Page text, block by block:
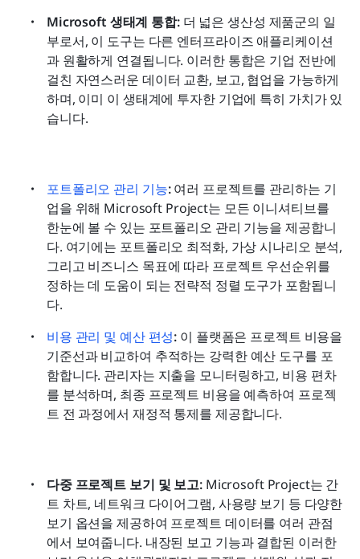
Microsoft 생태계 통합: 더 넓은 생산성 제품군의 일
부로서, 이 도구는 다른 엔터프라이즈 애플리케이션
과 원활하게 연결됩니다. 이러한 통합은 기업 전반에
걸친 자연스러운 데이터 교환, 보고, 협업을 가능하게
하며, 이미 이 생태계에 투자한 기업에 특히 가치가 있
습니다.
포트폴리오 관리 기능: 여러 프로젝트를 관리하는 기
업을 위해 Microsoft Project는 모든 이니셔티브를
한눈에 볼 수 있는 포트폴리오 관리 기능을 제공합니
다. 여기에는 포트폴리오 최적화, 가상 시나리오 분석,
그리고 비즈니스 목표에 따라 프로젝트 우선순위를
정하는 데 도움이 되는 전략적 정렬 도구가 포함됩니
다.
비용 관리 및 예산 편성: 이 플랫폼은 프로젝트 비용을
기준선과 비교하여 추적하는 강력한 예산 도구를 포
함합니다. 관리자는 지출을 모니터링하고, 비용 편차
를 분석하며, 최종 프로젝트 비용을 예측하여 프로젝
트 전 과정에서 재정적 통제를 제공합니다.
다중 프로젝트 보기 및 보고: Microsoft Project는 간
트 차트, 네트워크 다이어그램, 사용량 보기 등 다양한
보기 옵션을 제공하여 프로젝트 데이터를 여러 관점
에서 보여줍니다. 내장된 보고 기능과 결합된 이러한